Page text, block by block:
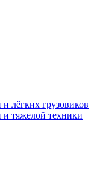
лёгких грузовиков
тяжелой техники